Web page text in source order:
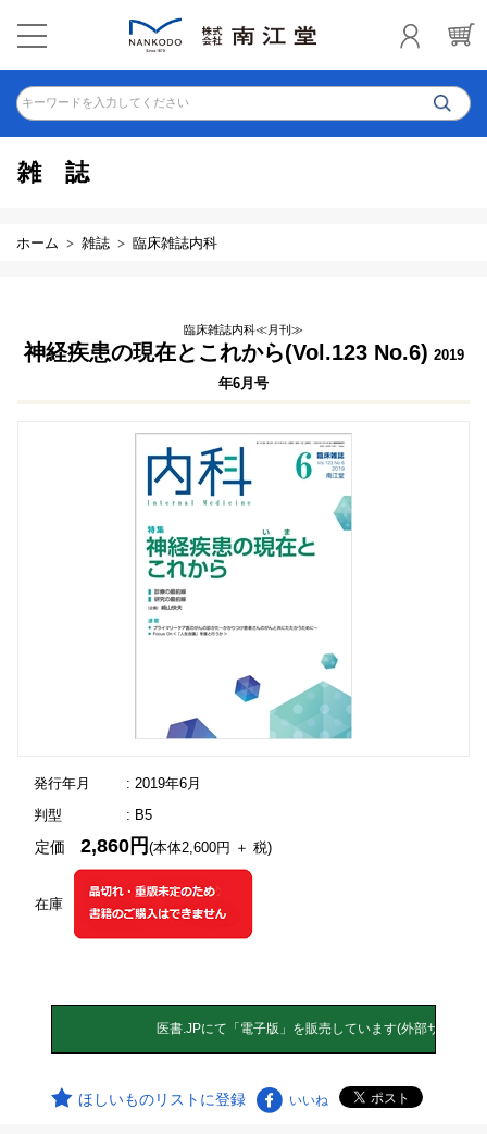
キーワードを入力してください
雑誌
ホーム 雑誌 臨床雑誌内科
臨床雑誌内科≪月刊≫
神経疾患の現在とこれから(Vol.123 No.6) 2019
年6月号
発行年月
: 2019年6月
判型
: B5
在庫
定価2,860円(本体2,600円 ＋ 税)
ほしいものリストに登録 いいね